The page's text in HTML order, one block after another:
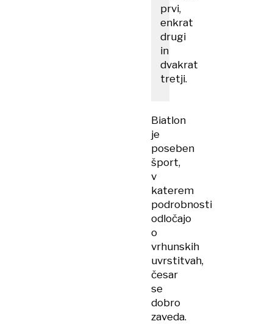
prvi,
enkrat
drugi
in
dvakrat
tretji.
Biatlon
je
poseben
šport,
v
katerem
podrobnosti
odločajo
o
vrhunskih
uvrstitvah,
česar
se
dobro
zaveda.